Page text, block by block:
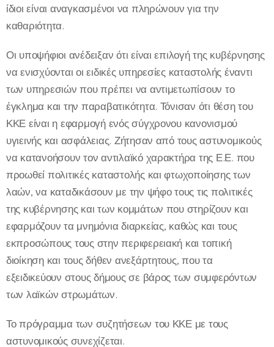
ίδιοι είναι αναγκασμένοι να πληρώνουν για την
καθαριότητα.
Οι υποψήφιοι ανέδειξαν ότι είναι επιλογή της κυβέρνησης
να ενισχύονται οι ειδικές υπηρεσίες καταστολής έναντι
των υπηρεσιών που πρέπει να αντιμετωπίσουν το
έγκλημα και την παραβατικότητα. Τόνισαν ότι θέση του
ΚΚΕ είναι η εφαρμογή ενός σύγχρονου κανονισμού
υγιεινής και ασφάλειας. Ζήτησαν από τους αστυνομικούς
να κατανοήσουν τον αντιλαϊκό χαρακτήρα της Ε.Ε. που
προωθεί πολιτικές καταστολής και φτωχοποίησης των
λαών, να καταδικάσουν με την ψήφο τους τις πολιτικές
της κυβέρνησης και των κομμάτων που στηρίζουν και
εφαρμόζουν τα μνημόνια διαρκείας, καθώς και τους
εκπροσώπους τους στην περιφερειακή και τοπική
διοίκηση και τους δήθεν ανεξάρτητους, που τα
εξειδικεύουν στους δήμους σε βάρος των συμφερόντων
των λαϊκών στρωμάτων.
Το πρόγραμμα των συζητήσεων του ΚΚΕ με τους
αστυνομικούς συνεχίζεται.